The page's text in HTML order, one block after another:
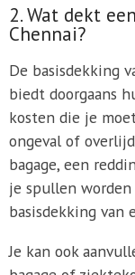
2. Wat dekt
Chennai?
De basisdekking
biedt doorgaans
kosten die je
ongeval of
bagage, een
je spullen
basisdekking van
Je kan ook